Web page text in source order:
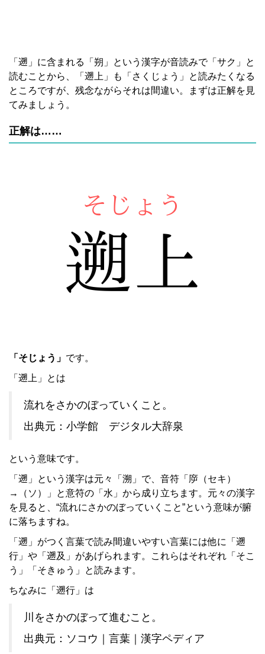
「遡」に含まれる「朔」という漢字が音読みで「サク」と
読むことから、「遡上」も「さくじょう」と読みたくなる
ところですが、残念ながらそれは間違い。まずは正解を見
てみましょう。
正解は……
「そじょう」 です。
「遡上」とは
流れをさかのぼっていくこと。
出典元：小学館 デジタル大辞泉
という意味です。
「遡」という漢字は元々「溯」で、音符「㡿（セキ）
→（ソ）」と意符の「水」から成り立ちます。元々の漢字
を見ると、“流れにさかのぼっていくこと”という意味が腑
に落ちますね。
「遡」がつく言葉で読み間違いやすい言葉には他に「遡
行」や「遡及」があげられます。これらはそれぞれ「そこ
う」「そきゅう」と読みます。
ちなみに「遡行」は
川をさかのぼって進むこと。
出典元：ソコウ｜言葉｜漢字ペディア